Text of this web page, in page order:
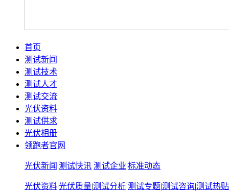
首页
测试新闻
测试技术
测试人才
测试交流
光伏资料
测试供求
光伏相册
领跑者官网
光伏新闻 |测试快讯 测试企业|标准动态
光伏资料|光伏质量|测试分析 测试专题|测试咨询|测试热贴